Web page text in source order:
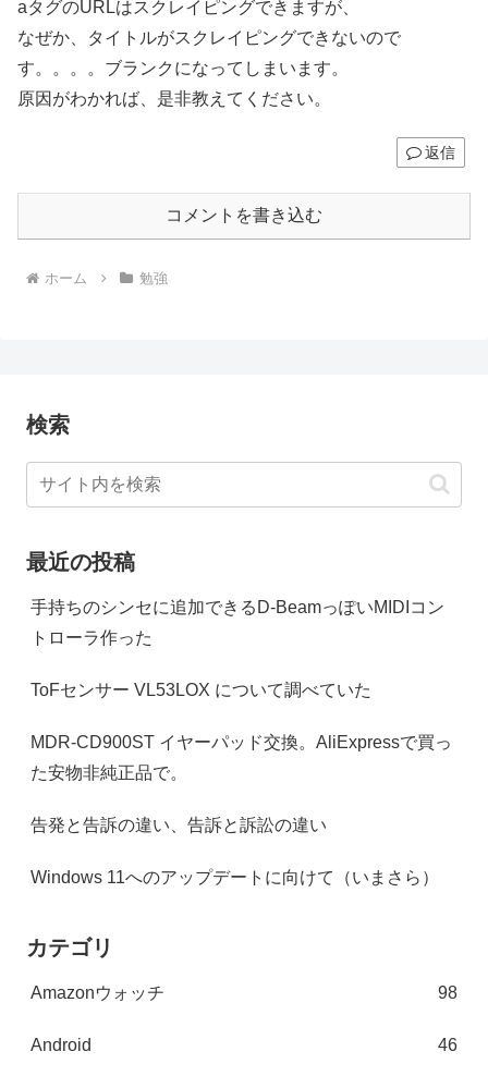
aタグのURLはスクレイピングできますが、
なぜか、タイトルがスクレイピングできないので
す。。。。ブランクになってしまいます。
原因がわかれば、是非教えてください。
返信
コメントを書き込む
ホーム 勉強
検索
最近の投稿
手持ちのシンセに追加できるD-BeamっぽいMIDIコン
トローラ作った
ToFセンサー VL53LOX について調べていた
MDR-CD900ST イヤーパッド交換。AliExpressで買っ
た安物非純正品で。
告発と告訴の違い、告訴と訴訟の違い
Windows 11へのアップデートに向けて（いまさら）
カテゴリ
Amazonウォッチ 98
Android 46